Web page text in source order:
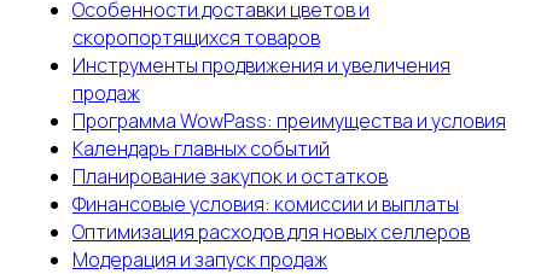
Особенности доставки цветов и
скоропортящихся товаров
Инструменты продвижения и увеличения
продаж
Программа WowPass: преимущества и условия
Календарь главных событий
Планирование закупок и остатков
Финансовые условия: комиссии и выплаты
Оптимизация расходов для новых селлеров
Модерация и запуск продаж